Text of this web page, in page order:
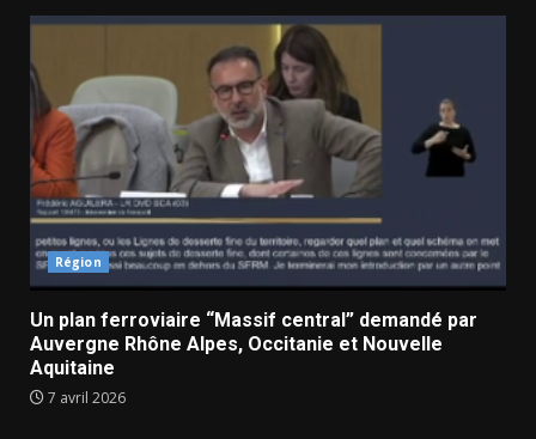
Région
Un plan ferroviaire “Massif central” demandé par
Auvergne Rhône Alpes, Occitanie et Nouvelle
Aquitaine
7 avril 2026